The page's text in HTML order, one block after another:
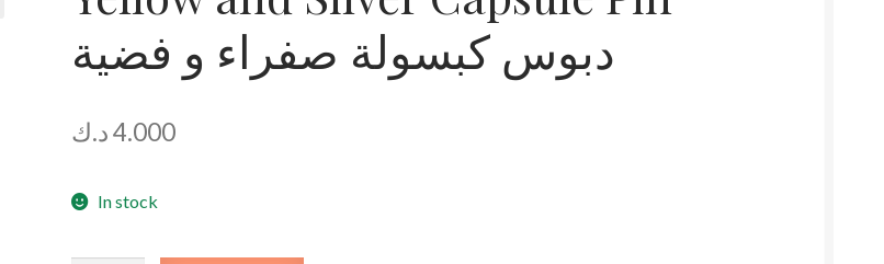
دبوس كبسولة صفراء و فضية
4.000د.ك
In stock